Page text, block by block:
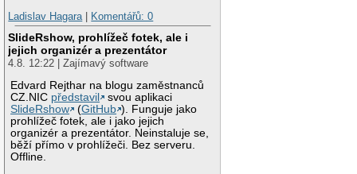
Ladislav Hagara| Komentářů: 0
SlideRshow, prohlížeč fotek, ale i
jejich organizér a prezentátor
4.8. 12:22 | Zajímavý software
Edvard Rejthar na blogu zaměstnanců
CZ.NIC představil
svou aplikaci
SlideRshow
(GitHub ). Funguje jako
prohlížeč fotek, ale i jako jejich
organizér a prezentátor. Neinstaluje se,
běží přímo v prohlížeči. Bez serveru.
Offline.